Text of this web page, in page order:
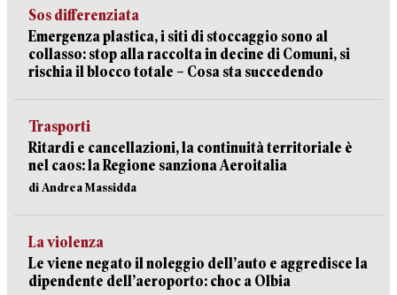
Sos differenziata
Emergenza plastica, i siti di stoccaggio sono al
collasso: stop alla raccolta in decine di Comuni, si
rischia il blocco totale – Cosa sta succedendo
Trasporti
Ritardi e cancellazioni, la continuità territoriale è
nel caos: la Regione sanziona Aeroitalia
di Andrea Massidda
La violenza
Le viene negato il noleggio dell’auto e aggredisce la
dipendente dell’aeroporto: choc a Olbia